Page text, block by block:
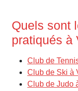
Quels sont
pratiqués à
Club de
Club de Ski à
Club de Judo